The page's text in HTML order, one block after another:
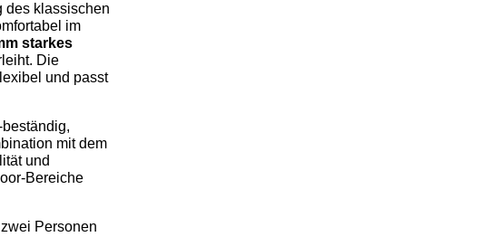
des klassischen
im
starkes
Die
und passt
mit dem
und
Bereiche
Personen